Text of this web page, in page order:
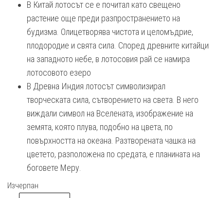
В Китай лотосът се е почитал като свещено
растение още преди разпространението на
будизма. Олицетворява чистота и целомъдрие,
плодородие и свята сила. Според древните китайци
на западното небе, в лотосовия рай се намира
лотосовото езеро
В Древна Индия лотосът символизирал
творческата сила, сътворението на света. В него
виждали символ на Вселената, изображение на
земята, която плува, подобно на цвета, по
повърхността на океана. Разтворената чашка на
цветето, разположена по средата, е планината на
боговете Меру.
Изчерпан